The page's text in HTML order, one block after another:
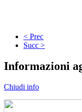
< Prec
Succ >
Informazioni
Chiudi info